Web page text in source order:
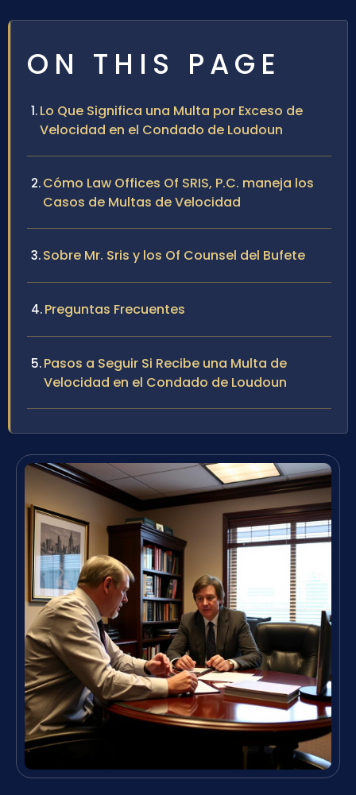
ON THIS PAGE
Lo Que Significa una Multa por Exceso de
Velocidad en el Condado de Loudoun
Cómo Law Offices Of SRIS, P.C. maneja los
Casos de Multas de Velocidad
Sobre Mr. Sris y los Of Counsel del Bufete
Preguntas Frecuentes
Pasos a Seguir Si Recibe una Multa de
Velocidad en el Condado de Loudoun